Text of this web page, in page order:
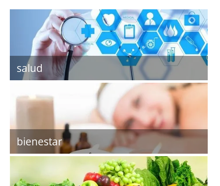
salud
bienestar